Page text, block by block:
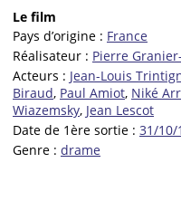
Le film
Pays d’origine : France
Réalisateur : Pierre
Acteurs : Jean-Louis
Biraud, Paul Amiot, Niké
Wiazemsky, Jean Lescot
Date de 1ère sortie : 31/10/
Genre : drame